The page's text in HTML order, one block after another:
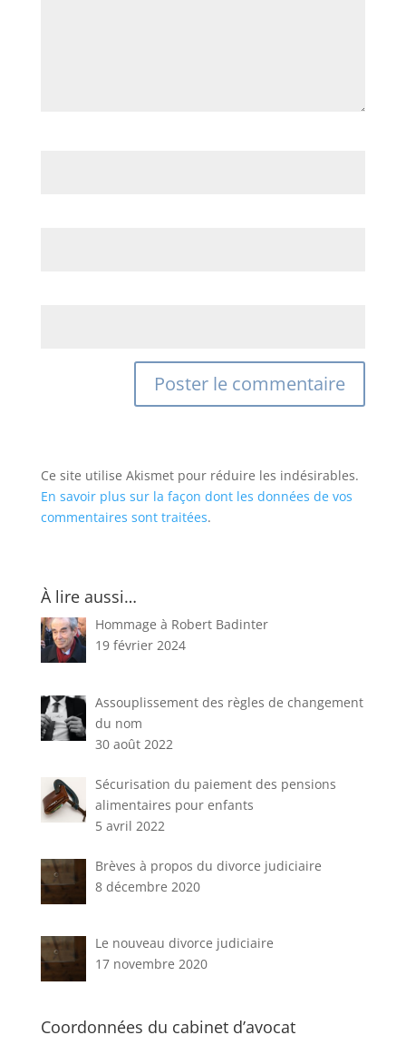
Ce site utilise Akismet pour réduire les indésirables.
En savoir plus sur la façon dont les données de vos
commentaires sont traitées.
À lire aussi…
Hommage à Robert Badinter
19 février 2024
Assouplissement des règles de changement
du nom
30 août 2022
Sécurisation du paiement des pensions
alimentaires pour enfants
5 avril 2022
Brèves à propos du divorce judiciaire
8 décembre 2020
Le nouveau divorce judiciaire
17 novembre 2020
Coordonnées du cabinet d’avocat